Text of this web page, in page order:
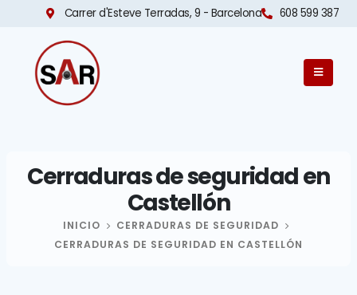
Carrer d'Esteve Terradas, 9 - Barcelona​ 608 599 387
Cerraduras de seguridad en
Castellón
INICIO
CERRADURAS DE SEGURIDAD
CERRADURAS DE SEGURIDAD EN CASTELLÓN